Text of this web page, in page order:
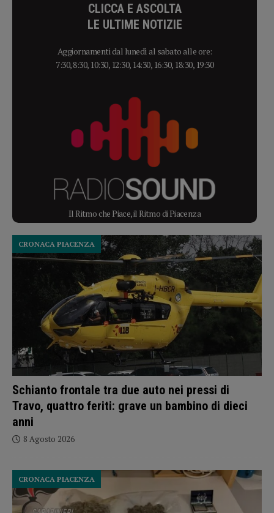
CLICCA E ASCOLTA
LE ULTIME NOTIZIE
Aggiornamenti dal lunedì al sabato alle ore:
7:30, 8:30, 10:30, 12:30, 14:30, 16:30, 18:30, 19:30
Il Ritmo che Piace, il Ritmo di Piacenza
Schianto frontale tra due auto nei pressi di
Travo, quattro feriti: grave un bambino di dieci
anni
CRONACA PIACENZA
8 Agosto 2026
CRONACA PIACENZA